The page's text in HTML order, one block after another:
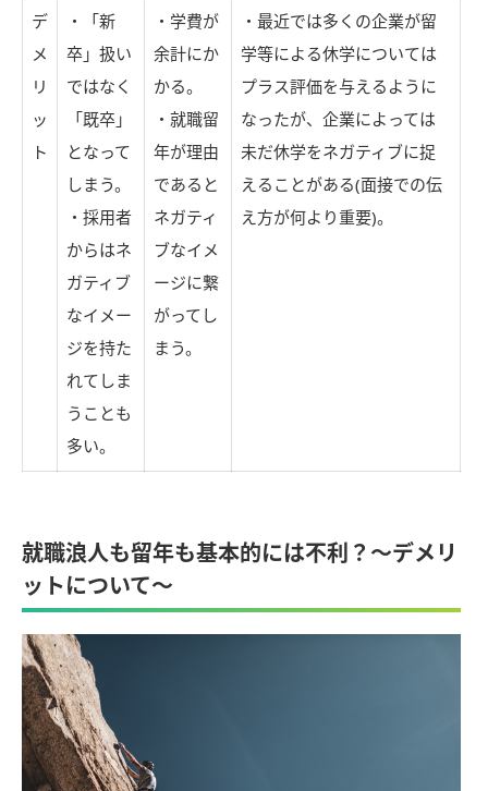
デ
メ
リ
ッ
ト
・「新
卒」扱い
ではなく
「既卒」
となって
しまう。
・採用者
からはネ
ガティブ
なイメー
ジを持た
れてしま
うことも
多い。
・学費が
余計にか
かる。
・就職留
年が理由
であると
ネガティ
ブなイメ
ージに繋
がってし
まう。
・最近では多くの企業が留
学等による休学については
プラス評価を与えるように
なったが、企業によっては
未だ休学をネガティブに捉
えることがある(面接での伝
え方が何より重要)。
就職浪人も留年も基本的には不利？～デメリ
ットについて～